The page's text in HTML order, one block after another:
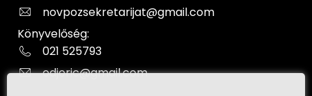
novpozsekretarijat@gmail.com
Könyvelőség:
021 525793
odjeric@gmail.com